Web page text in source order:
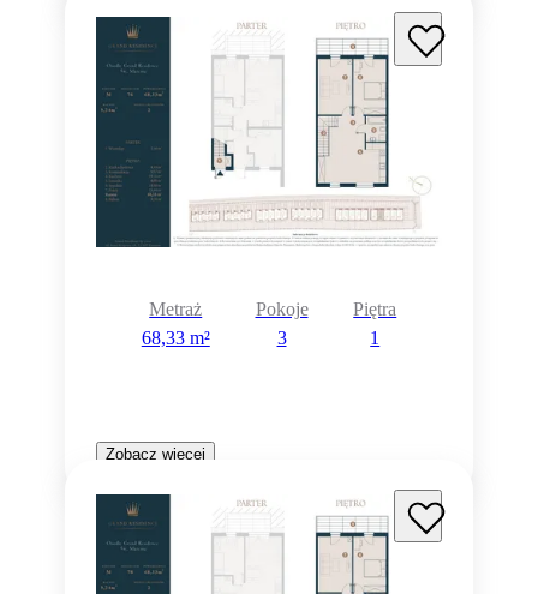
Metraż
68,33 m²
Pokoje
3
Piętra
1
Zobacz więcej